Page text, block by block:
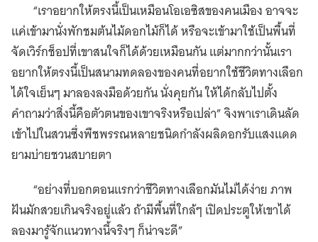
“เราอยากให้ตรงนี้เป็นเหมือนโอเอซิสของคนเมือง อาจจะ
แค่เข้ามานั่งพักชมต้นไม้ดอกไม้ก็ได้ หรือจะเข้ามาใช้เป็นพื้นที่
จัดเวิร์กช็อปที่เขาสนใจก็ได้ด้วยเหมือนกัน แต่มากกว่านั้นเรา
อยากให้ตรงนี้เป็นสนามทดลองของคนที่อยากใช้ชีวิตทางเลือก
ได้ใจเย็นๆ มาลองลงมือด้วยกัน นั่งคุยกัน ให้ได้กลับไปตั้ง
คำถามว่าสิ่งนี้คือตัวตนของเขาจริงหรือเปล่า” จิงพาเราเดินลัด
เข้าไปในสวนซึ่งพืชพรรณหลายชนิดกำลังผลิดอกรับแสงแดด
ยามบ่ายชวนสบายตา
“อย่างที่บอกตอนแรกว่าชีวิตทางเลือกมันไม่ได้ง่าย ภาพ
ฝันมักสวยเกินจริงอยู่แล้ว ถ้ามีพื้นที่ใกล้ๆ เปิดประตูให้เขาได้
ลองมารู้จักแนวทางนี้จริงๆ ก็น่าจะดี”